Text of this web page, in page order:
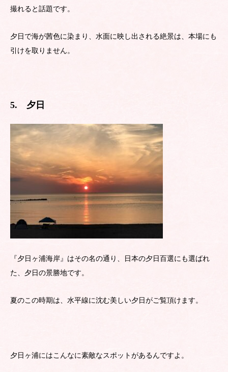
撮れると話題です。
夕日で海が茜色に染まり、水面に映し出される絶景は、本場にも
引けを取りません。
5. 夕日
『夕日ヶ浦海岸』はその名の通り、日本の夕日百選にも選ばれ
た、夕日の景勝地です。
夏のこの時期は、水平線に沈む美しい夕日がご覧頂けます。
夕日ヶ浦にはこんなに素敵なスポットがあるんですよ。